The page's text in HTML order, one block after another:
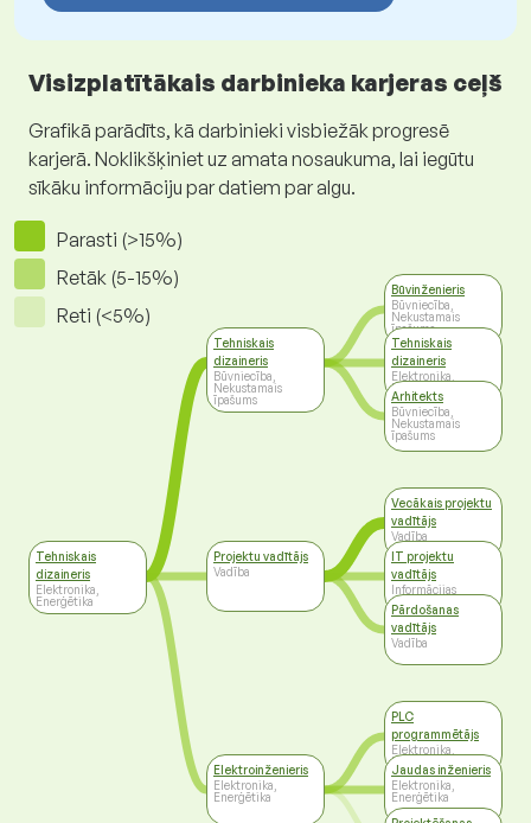
Visizplatītākais darbinieka karjeras ceļš
Grafikā parādīts, kā darbinieki visbiežāk progresē
karjerā. Noklikšķiniet uz amata nosaukuma, lai iegūtu
sīkāku informāciju par datiem par algu.
Parasti (>15%)
Retāk (5-15%)
Reti (<5%)
Tehniskais
dizaineris
Elektronika,
Enerģētika
Tehniskais
dizaineris
Būvniecība,
Nekustamais
īpašums
Projektu vadītājs
Vadība
Elektroinženieris
Elektronika,
Enerģētika
Būvinženieris
Būvniecība,
Nekustamais
īpašums
Tehniskais
dizaineris
Elektronika,
Enerģētika
Arhitekts
Būvniecība,
Nekustamais
īpašums
Vecākais projektu
vadītājs
Vadība
IT projektu
vadītājs
Informācijas
tehnoloģijas
Pārdošanas
vadītājs
Vadība
PLC
programmētājs
Elektronika,
Enerģētika
Jaudas inženieris
Elektronika,
Enerģētika